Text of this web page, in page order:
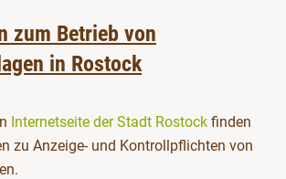
zum Betrieb von
in Rostock
Internetseite der Stadt Rostock finden
zu Anzeige- und Kontrollpflichten von